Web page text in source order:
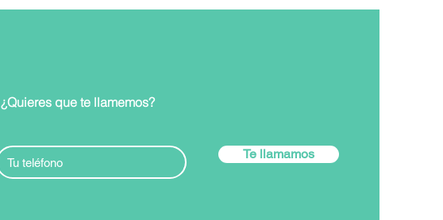
¿Quieres que te llamemos?
Te llamamos